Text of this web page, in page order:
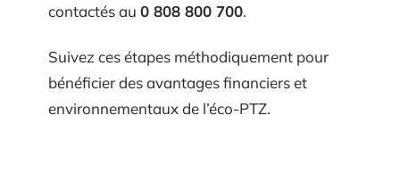
contactés au 0 808 800 700.
Suivez ces étapes méthodiquement pour
bénéficier des avantages financiers et
environnementaux de l’éco-PTZ.